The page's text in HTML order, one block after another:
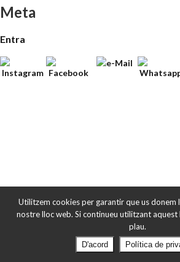
Meta
Entra
Utilitzem cookies per garantir que us donem
nostre lloc web. Si continueu utilitzant aquest
plau.
D'acord Política de